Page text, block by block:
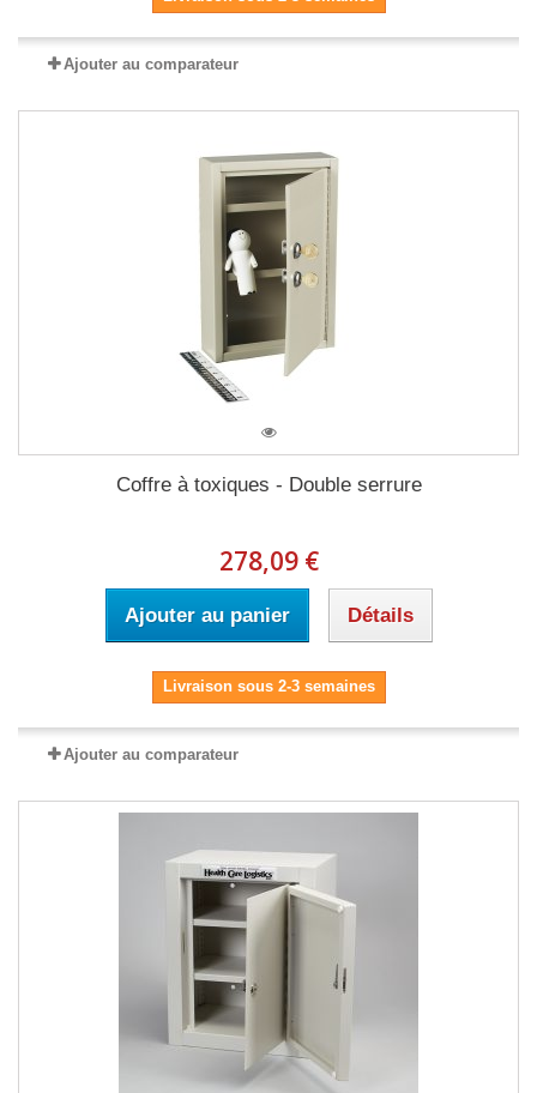
Ajouter au comparateur
Coffre à toxiques - Double serrure
278,09 €
Ajouter au panier Détails
Livraison sous 2-3 semaines
Ajouter au comparateur